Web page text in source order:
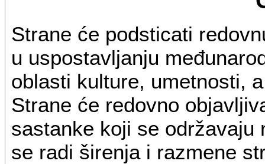
Strane će podsticati
u uspostavljanju
oblasti kulture, umetnosti,
Strane će redovno
sastanke koji se održavaju
se radi širenja i razmene